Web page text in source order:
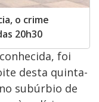
o crime
20h30
foi
desta quinta-
subúrbio de